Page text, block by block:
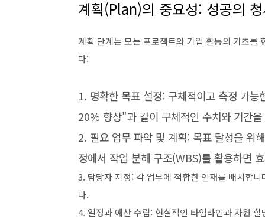
계획(Plan)의 중요성: 성공의
계획 단계는 모든 프로젝트와 기업 활동의 기초를
다:
1. 명확한 목표 설정: 구체적이고 측정 가
20% 향상"과 같이 구체적인 수치와 기간
2. 필요 업무 파악 및 계획: 목표 달성을 위
정에서 작업 분해 구조(WBS)를 활용하면
3. 담당자 지정: 각 업무에 적합한 인재를 배치합
다.
4. 일정과 예산 수립: 현실적인 타임라인과 자원